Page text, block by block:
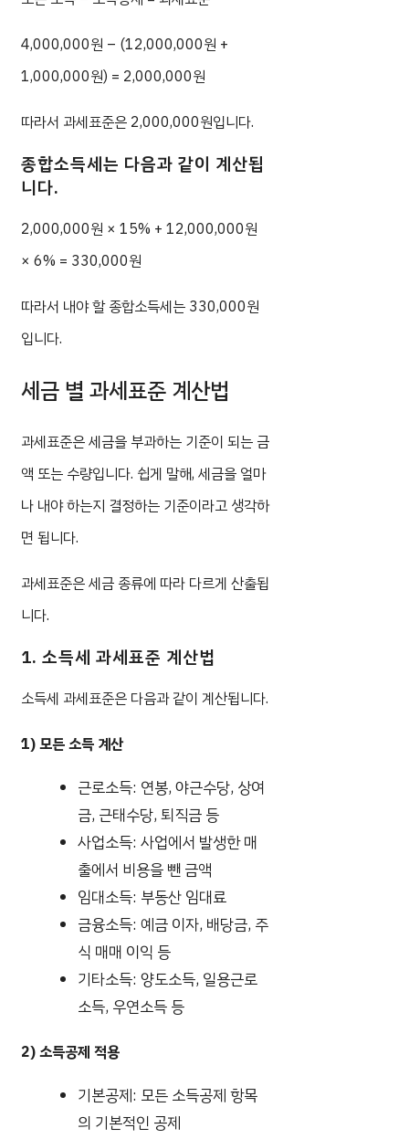
4,000,000원 – (12,000,000원 +
1,000,000원) = 2,000,000원
따라서 과세표준은 2,000,000원입니다.
종합소득세는 다음과 같이 계산됩
니다.
2,000,000원 × 15% + 12,000,000원
× 6% = 330,000원
따라서 내야 할 종합소득세는 330,000원
입니다.
세금 별 과세표준 계산법
과세표준은 세금을 부과하는 기준이 되는 금
액 또는 수량입니다. 쉽게 말해, 세금을 얼마
나 내야 하는지 결정하는 기준이라고 생각하
면 됩니다.
과세표준은 세금 종류에 따라 다르게 산출됩
니다.
1. 소득세 과세표준 계산법
소득세 과세표준은 다음과 같이 계산됩니다.
1) 모든 소득 계산
근로소득: 연봉, 야근수당, 상여
금, 근태수당, 퇴직금 등
사업소득: 사업에서 발생한 매
출에서 비용을 뺀 금액
임대소득: 부동산 임대료
금융소득: 예금 이자, 배당금, 주
식 매매 이익 등
기타소득: 양도소득, 일용근로
소득, 우연소득 등
2) 소득공제 적용
기본공제: 모든 소득공제 항목
의 기본적인 공제